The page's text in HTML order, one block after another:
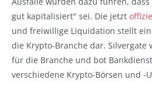
gut kapitalisiert" sei. Die jetzt
und freiwillige Liquidation stellt
die Krypto-Branche dar. Silvergate
für die Branche und bot
verschiedene Krypto-Börsen und -